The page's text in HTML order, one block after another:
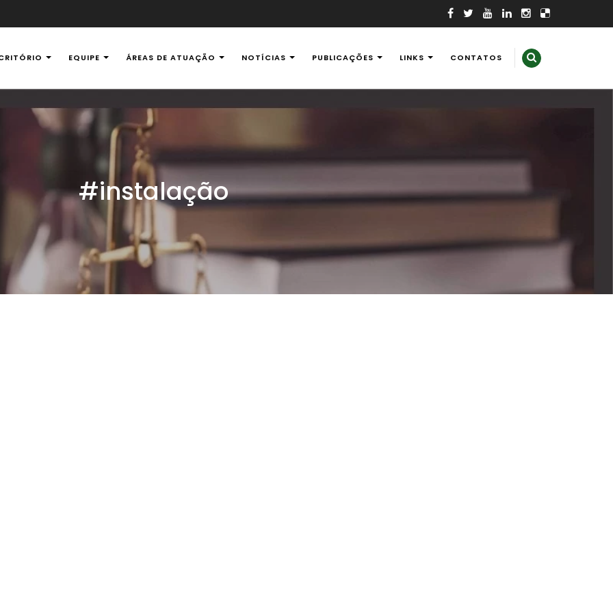
Ambiental
EQUIPE ÁREAS DE ATUAÇÃO NOTÍCIAS PUBLICAÇÕES LINKS CONTATOS
#instalação